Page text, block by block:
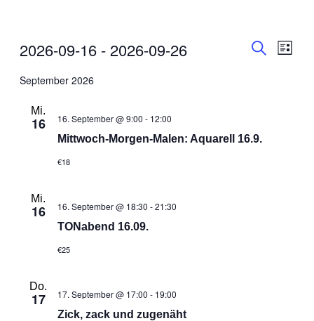
SucheListe
2026-09-16 - 2026-09-26
wählen.
September 2026
Mi.
16 16. September @ 9:00 - 12:00
Mittwoch-Morgen-Malen: Aquarell 16.9.
€18
Mi.
16 16. September @ 18:30 -21:30
TONabend 16.09.
€25
Do.
17 17. September @ 17:00 - 19:00
Zick, zack und zugenäht